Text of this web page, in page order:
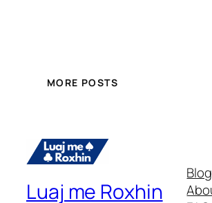
MORE POSTS
Luaj me Roxhin
Blog